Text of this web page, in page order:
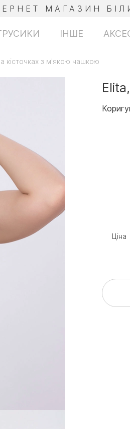
МАГАЗИН
ІНШЕ
кісточках з м'якою чашкою
Elita,
Ціна